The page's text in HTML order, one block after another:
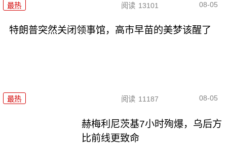
最热 阅读 13101 08-05
特朗普突然关闭领事馆，高市早苗的美梦该醒了
最热 阅读 11187 08-05
赫梅利尼茨基7小时殉爆，乌后方
比前线更致命